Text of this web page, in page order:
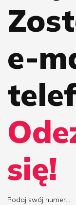
e-
się!
Podaj swój numer...